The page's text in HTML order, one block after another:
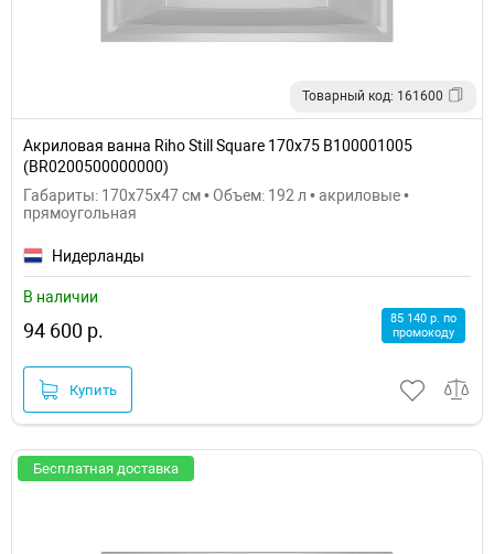
Товарный код: 161600
Акриловая ванна Riho Still Square 170x75 B100001005
(BR0200500000000)
Габариты: 170x75x47 см • Объем: 192 л • акриловые •
прямоугольная
Нидерланды
В наличии
94 600 р.
85 140 р. по
промокоду
Купить
Бесплатная доставка